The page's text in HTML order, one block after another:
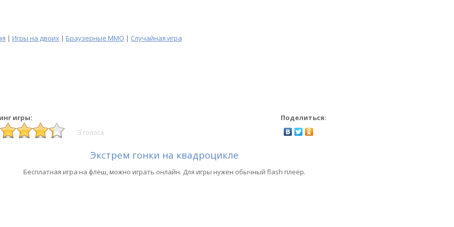
| Игры на двоих | Браузерные MMO | Случайная игра
игры: Поделиться:
3 голоса
Экстрем гонки на квадроцикле
Бесплатная игра на флеш, можно играть онлайн. Для игры нужен обычный flash плеер.